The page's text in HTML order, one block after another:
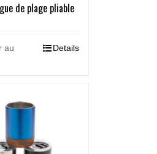
de plage pliable
au
Details